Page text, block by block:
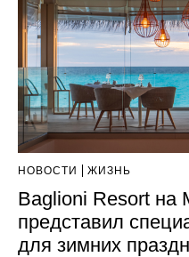
НОВОСТИ ЖИЗНЬ
Baglioni Resort на
представил
для зимних